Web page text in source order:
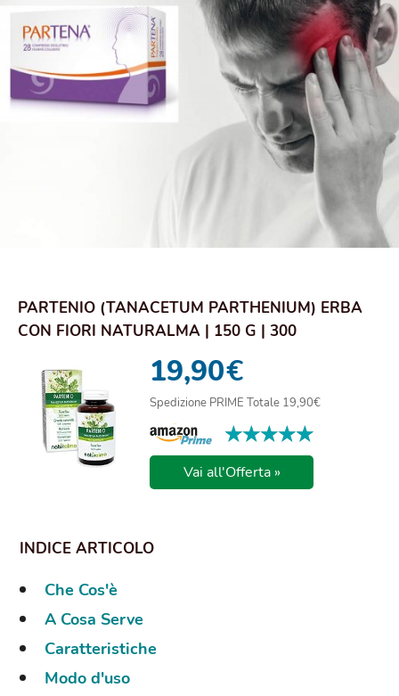
PARTENIO (TANACETUM PARTHENIUM) ERBA
CON FIORI NATURALMA | 150 G | 300
19,90€
Spedizione PRIME Totale 19,90€
★★★★★
★★★★★
Vai all'Offerta »
Che Cos'è
A Cosa Serve
Caratteristiche
Modo d'uso